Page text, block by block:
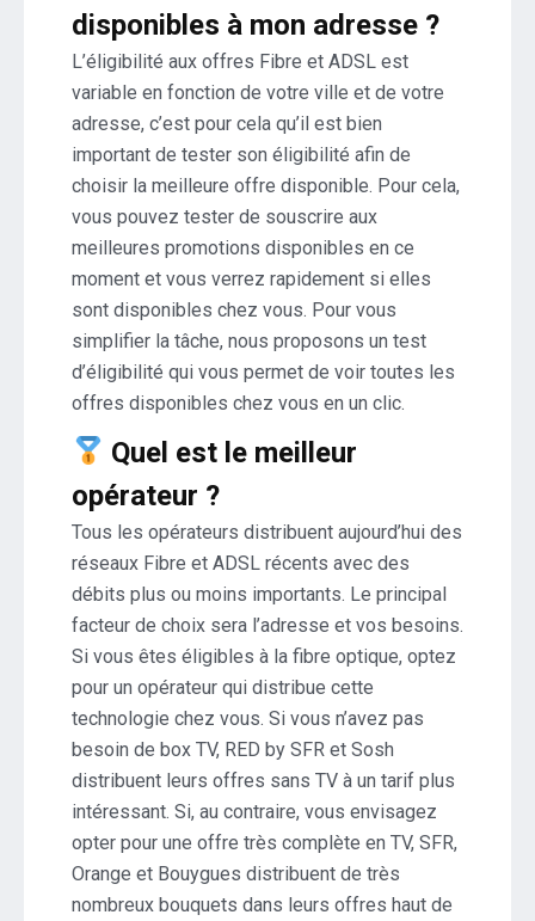
disponibles à mon adresse ?
L’éligibilité aux offres Fibre et ADSL est
variable en fonction de votre ville et de votre
adresse, c’est pour cela qu’il est bien
important de tester son éligibilité afin de
choisir la meilleure offre disponible. Pour cela,
vous pouvez tester de souscrire aux
meilleures promotions disponibles en ce
moment et vous verrez rapidement si elles
sont disponibles chez vous. Pour vous
simplifier la tâche, nous proposons un test
d’éligibilité qui vous permet de voir toutes les
offres disponibles chez vous en un clic.
Quel est le meilleur
opérateur ?
Tous les opérateurs distribuent aujourd’hui des
réseaux Fibre et ADSL récents avec des
débits plus ou moins importants. Le principal
facteur de choix sera l’adresse et vos besoins.
Si vous êtes éligibles à la fibre optique, optez
pour un opérateur qui distribue cette
technologie chez vous. Si vous n’avez pas
besoin de box TV, RED by SFR et Sosh
distribuent leurs offres sans TV à un tarif plus
intéressant. Si, au contraire, vous envisagez
opter pour une offre très complète en TV, SFR,
Orange et Bouygues distribuent de très
nombreux bouquets dans leurs offres haut de